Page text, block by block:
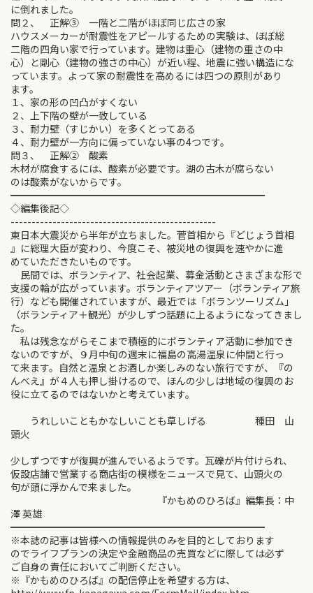
に倒れました。
問２、 正解③ 一階と二階がほぼ同じ広さの家
ハウスメーカーが耐震性をアピールするための実験は、ほぼ総
二階の四角い家で行っています。建物は重心（建物の重さの中
心）と剛心（建物の強さの中心）が近い程、地震に強い構造にな
っています。よって家の耐震性を高めるには四つの原則があり
ます。
１、家の形の凹凸がすくない
２、上下階の壁が一致している
３、耐力壁（すじかい）を多くとってある
４、耐力壁が一方向に偏っていない事の4つです。
問３、 正解② 酸素
木材が腐食するには、酸素が必要です。湖の古木が腐らない
のは酸素がないからです。
━━━━━━━━━━━━━━━━━━━━━━━━━━
◇編集後記◇
-------------------------------------------------
東日本大震災から半年が立ちました。菅首相から『どじょう首相
』に総理大臣が変わり、今度こそ、被災地の復興を速やかに進
めていただきたいものです。
民間では、ボランティア、社会起業、募金活動とさまざまな形で
支援の輪が広がっています。ボランティアツアー（ボランティア旅
行）なども開催されていますが、最近では「ボランツーリズム」
（ボランティア＋観光）が少しずつ話題に上るようになってきまし
た。
私は残念ながらそこまで積極的にボランティア活動に参加でき
ないのですが、９月中旬の週末に福島の高湯温泉に仲間と行っ
て来ます。自然と温泉とお酒しか楽しみのない旅行ですが、『の
んべえ』が４人も押し掛けるので、ほんの少しは地域の復興のお
役に立てるのではないかと考えています。
うれしいこともかなしいことも草しげる 種田 山
頭火
少しずつですが復興が進んでいるようです。瓦礫が片付けられ、
仮設店舗で営業する商店街の模様をニュースで見て、山頭火の
句が頭に浮かんで来ました。
『かもめのひろば』編集長：中
澤 英雄
━━━━━━━━━━━━━━━━━━━━━━━━━━
※本誌の記事は皆様への情報提供のみを目的としております
のでライフプランの決定や金融商品の売買などに際しては必ず
ご自身の責任においてご判断ください。
※『かもめのひろば』の配信停止を希望する方は、